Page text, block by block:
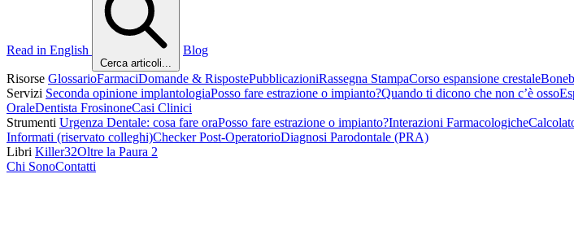
Read in English
Cerca articoli...
Blog
Risorse GlossarioFarmaciDomande & RispostePubblicazioniRassegna StampaCorso espansione crestale
Servizi Seconda opinione implantologiaPosso fare estrazione o impianto?Quando ti dicono che non c’è osso
OraleDentista FrosinoneCasi Clinici
Strumenti Urgenza Dentale: cosa fare oraPosso fare estrazione o impianto?Interazioni Farmacologiche
Informati (riservato colleghi)Checker Post-OperatorioDiagnosi Parodontale (PRA)
Libri Killer32Oltre la Paura 2
Chi SonoContatti